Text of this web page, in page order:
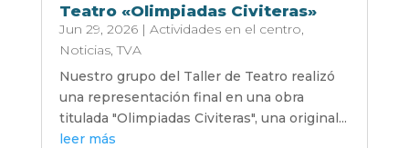
Teatro «Olimpiadas Civiteras»
Jun 29, 2026| Actividades en el centro,
Noticias,TVA
Nuestro grupo del Taller de Teatro realizó
una representación final en una obra
titulada "Olimpiadas Civiteras", una original...
leer más